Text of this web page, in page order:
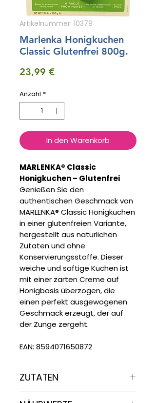
Artikelnummer: 10379
Marlenka Honigkuchen
Classic Glutenfrei 800g.
23,99 €Preis
Anzahl *
In den Warenkorb
MARLENKA® Classic
Honigkuchen – Glutenfrei
Genießen Sie den
authentischen Geschmack von
MARLENKA® Classic Honigkuchen
in einer glutenfreien Variante,
hergestellt aus natürlichen
Zutaten und ohne
Konservierungsstoffe. Dieser
weiche und saftige Kuchen ist
mit einer zarten Creme auf
Honigbasis überzogen, die
einen perfekt ausgewogenen
Geschmack erzeugt, der auf
der Zunge zergeht.
EAN: 8594071650872
ZUTATEN